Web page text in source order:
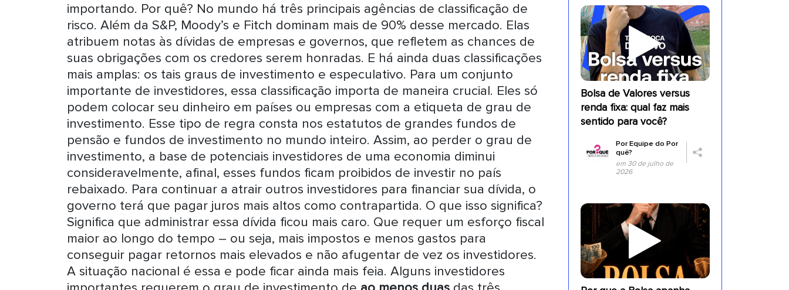
importando. Por quê? No mundo há três principais agências de classificação de
risco. Além da S&P, Moody’s e Fitch dominam mais de 90% desse mercado. Elas
atribuem notas às dívidas de empresas e governos, que refletem as chances de
suas obrigações com os credores serem honradas. E há ainda duas classificações
mais amplas: os tais graus de investimento e especulativo. Para um conjunto
importante de investidores, essa classificação importa de maneira crucial. Eles só
podem colocar seu dinheiro em países ou empresas com a etiqueta de grau de
investimento. Esse tipo de regra consta nos estatutos de grandes fundos de
pensão e fundos de investimento no mundo inteiro. Assim, ao perder o grau de
investimento, a base de potenciais investidores de uma economia diminui
consideravelmente, afinal, esses fundos ficam proibidos de investir no país
rebaixado. Para continuar a atrair outros investidores para financiar sua dívida, o
governo terá que pagar juros mais altos como contrapartida. O que isso significa?
Significa que administrar essa dívida ficou mais caro. Que requer um esforço fiscal
maior ao longo do tempo – ou seja, mais impostos e menos gastos para
conseguir pagar retornos mais elevados e não afugentar de vez os investidores.
A situação nacional é essa e pode ficar ainda mais feia. Alguns investidores
Bolsa de Valores versus
renda fixa: qual faz mais
sentido para você?
PorEquipe do Por
quê?
em 30 de julho de
2026